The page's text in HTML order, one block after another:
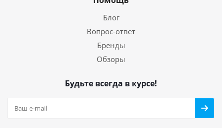
Блог
Вопрос-ответ
Бренды
Обзоры
Будьте всегда в курсе!